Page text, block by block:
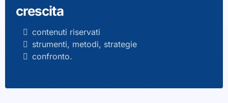
crescita
contenuti riservati
strumenti, metodi, strategie
confronto.